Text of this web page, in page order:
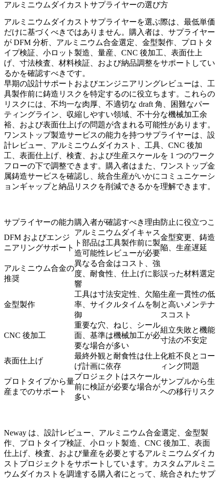
アルミニウムダイカストサプライヤーの選び方
アルミニウムダイカストサプライヤーを選ぶ際は、最低単価
だけに基づくべきではありません。購入者は、サプライヤー
が DFM 分析、アルミニウム合金選定、金型製作、プロトタ
イプ検証、小ロット製造、量産、CNC 後加工、表面仕上
げ、寸法検査、材料検証、および納品調整をサポートしてい
るかを確認すべきです。
早期の設計サポート およびエンジニアリングレビューは、工
具製作前に鋳造リスクを特定するのに役立ちます。これらの
リスクには、不均一な肉厚、不適切な draft 角、困難なパー
ティングライン、収縮しやすい領域、不十分な機械加工余
裕、および表面仕上げの問題が含まれる可能性があります。
ワンストップ製造サービスの能力を持つサプライヤーは、設
計レビュー、アルミニウムダイカスト、工具、CNC 後加
工、表面仕上げ、検査、および生産スケールを 1 つのワーク
フローの下で調整できます。購入者はまた、
ワンストップ金
属鋳造サービス を確認し、統合生産がいかにコミュニケーシ
ョンギャップと納品リスクを削減できるかを理解できます。
サプライヤーの能力購入者が確認すべき理由防止に役立つこ
DFM およびエンジ
ニアリングサポート
アルミニウムダイキャス
ト部品は工具製作前に製
造可能性レビューが必要
金型変更、鋳造
陥、生産遅延
アルミニウム合金の
推奨
異なる合金はコスト、強
度、耐食性、仕上げに影
響
誤った材料選定
金型製作
工具は寸法安定性、欠陥
率、サイクルタイムを制
御
生産一貫性の低
と高いメンテナ
スコスト
CNC 後加工
重要な穴、ねじ、シール
面、基準は機械加工が必
要な場合が多い
組立失敗と機能
寸法の不安定
表面仕上げ
最終外観と耐食性は仕上
げ計画に依存
化粧不良とコー
ィング問題
プロトタイプから量
産までのサポート
プロジェクトはスケール
前に検証が必要な場合が
多い
サンプルから生
への移行リスク
Neway は、設計レビュー、アルミニウム合金選定、金型製
作、プロトタイプ検証、小ロット製造、CNC 後加工、表面
仕上げ、検査、および量産を必要とするアルミニウムダイカ
ストプロジェクトをサポートしています。
カスタムアルミニ
ウムダイカスト を調達する購入者にとって、統合されたサプ